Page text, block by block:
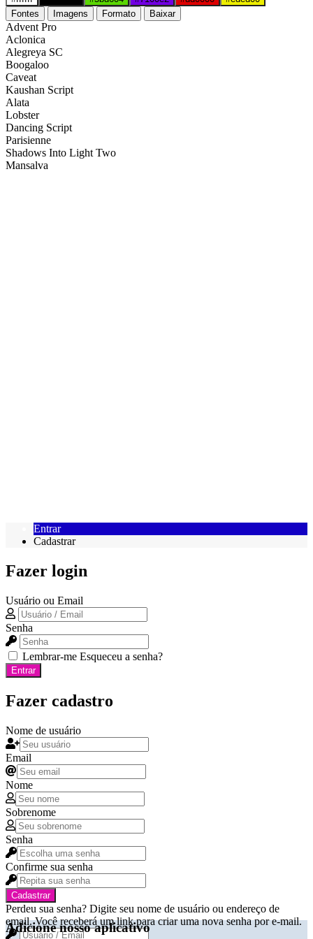
Fontes
Imagens Formato Baixar
Advent Pro
Aclonica
Alegreya SC
Boogaloo
Caveat
Kaushan Script
Alata
Lobster
Dancing Script
Parisienne
Shadows Into Light Two
Mansalva
Entrar
Cadastrar
Fazer login
Usuário ou Email
Senha
Lembrar-me Esqueceu a senha?
Entrar
Fazer cadastro
Nome de usuário
Email
Nome
Sobrenome
Senha
Confirme sua senha
Cadastrar
Perdeu sua senha? Digite seu nome de usuário ou endereço de
email. Você receberá um link para criar uma nova senha por e-mail.
Adicione nosso aplicativo